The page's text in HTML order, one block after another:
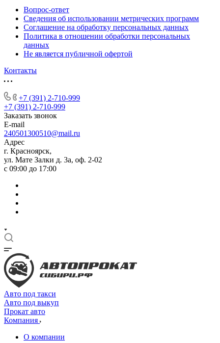
Вопрос-ответ
Сведения об использовании метрических программ
Соглашение на обработку персональных данных
Политика в отношении обработки персональных
данных
Не является публичной офертой
Контакты
+7 (391) 2-710-999
+7 (391) 2-710-999
Заказать звонок
E-mail
240501300510@mail.ru
Адрес
г. Красноярск,
ул. Мате Залки д. 3а, оф. 2-02
с 09:00 до 17:00
Авто под такси
Авто под выкуп
Прокат авто
Компания
О компании